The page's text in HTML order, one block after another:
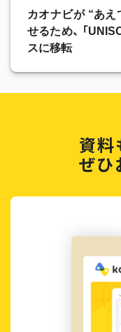
カオナビが “あ
せるため、 「
スに移転
資料
ぜひ